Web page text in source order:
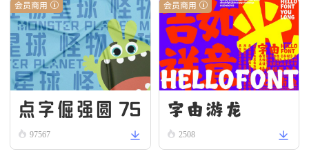
会员商用
点字倔强圆 75
97567
会员商用
字由游龙
2508